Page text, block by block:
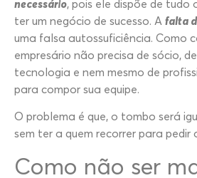
necessário, pois ele dispõe de tudo
ter um negócio de sucesso. A falta
uma falsa autossuficiência. Como
empresário não precisa de sócio,
tecnologia e nem mesmo de
para compor sua equipe.
O problema é que, o tombo será
sem ter a quem recorrer para pedir
Como não ser